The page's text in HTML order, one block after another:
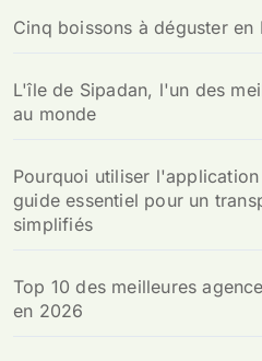
Cinq boissons à déguster en
L'île de Sipadan, l'un des
au monde
Pourquoi utiliser
guide essentiel pour un
simplifiés
Top 10 des meilleures
en 2026